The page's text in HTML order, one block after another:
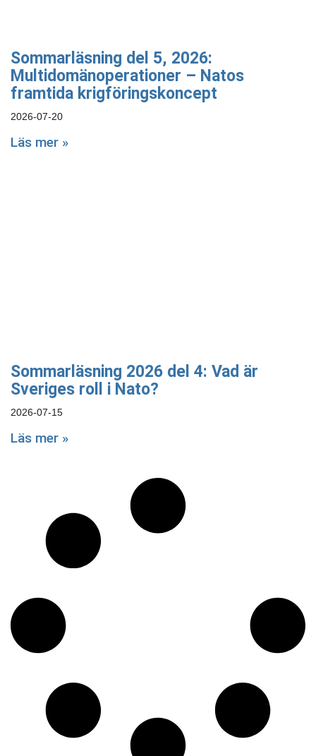
Sommarläsning del 5, 2026:
Multidomänoperationer – Natos
framtida krigföringskoncept
2026-07-20
Läs mer »
Sommarläsning 2026 del 4: Vad är
Sveriges roll i Nato?
2026-07-15
Läs mer »